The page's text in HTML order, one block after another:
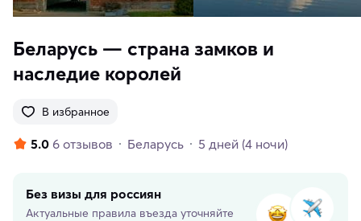
Беларусь — страна замков и
наследие королей
В избранное
5.0 6 отзывов Беларусь 5 дней (4 ночи)
Без визы для россиян
Актуальные правила въезда уточняйте